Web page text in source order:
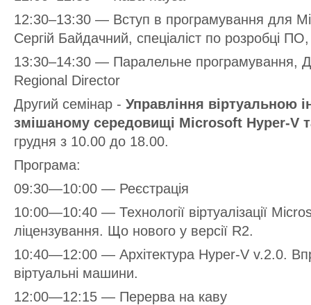
12:30–13:30 — Вступ в програмування для
Сергій Байдачний, спеціаліст по розробці
13:30–14:30 — Паралельне програмування,
Regional Director
Другий семінар - Управління віртуальною
змішаному середовищі Microsoft Hyper-V
грудня з 10.00 до 18.00.
Програма:
09:30—10:00 — Реєстрація
10:00—10:40 — Технології віртуалізації
ліцензування. Що нового у версії R2.
10:40—12:00 — Архітектура Hyper-V v.2.0.
віртуальні машини.
12:00—12:15 — Перерва на каву